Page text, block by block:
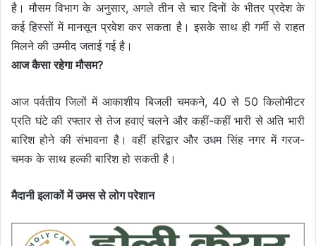
है। मौसम विभाग के अनुसार, अगले तीन से चार दिनों के भीतर प्रदेश के
कई हिस्सों में मानसून प्रवेश कर सकता है। इसके साथ ही गर्मी से राहत
मिलने की उम्मीद जताई गई है।
आज कैसा रहेगा मौसम?
आज पर्वतीय जिलों में आकाशीय बिजली चमकने, 40 से 50 किलोमीटर
प्रति घंटे की रफ्तार से तेज हवाएं चलने और कहीं-कहीं भारी से अति भारी
बारिश होने की संभावना है। वहीं हरिद्वार और उधम सिंह नगर में गरज-
चमक के साथ हल्की बारिश हो सकती है।
मैदानी इलाकों में उमस से लोग परेशान